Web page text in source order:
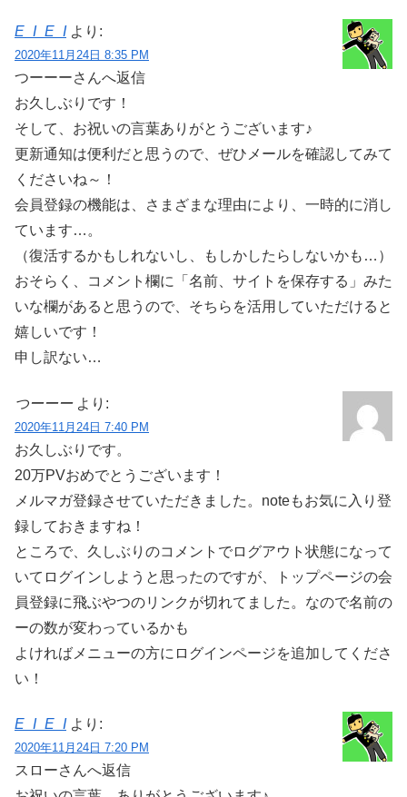
E_I_E_I より:
2020年11月24日 8:35 PM
つーーーさんへ返信
お久しぶりです！
そして、お祝いの言葉ありがとうございます♪
更新通知は便利だと思うので、ぜひメールを確認してみて
くださいね～！
会員登録の機能は、さまざまな理由により、一時的に消し
ています…。
（復活するかもしれないし、もしかしたらしないかも…）
おそらく、コメント欄に「名前、サイトを保存する」みた
いな欄があると思うので、そちらを活用していただけると
嬉しいです！
申し訳ない…
つーーー より:
2020年11月24日 7:40 PM
お久しぶりです。
20万PVおめでとうございます！
メルマガ登録させていただきました。noteもお気に入り登
録しておきますね！
ところで、久しぶりのコメントでログアウト状態になって
いてログインしようと思ったのですが、トップページの会
員登録に飛ぶやつのリンクが切れてました。なので名前の
ーの数が変わっているかも
よければメニューの方にログインページを追加してくださ
い！
E_I_E_I より:
2020年11月24日 7:20 PM
スローさんへ返信